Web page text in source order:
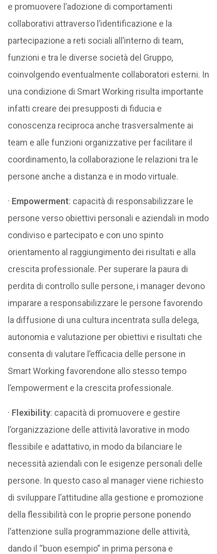
e promuovere l’adozione di comportamenti
collaborativi attraverso l’identificazione e la
partecipazione a reti sociali all’interno di team,
funzioni e tra le diverse società del Gruppo,
coinvolgendo eventualmente collaboratori esterni. In
una condizione di Smart Working risulta importante
infatti creare dei presupposti di fiducia e
conoscenza reciproca anche trasversalmente ai
team e alle funzioni organizzative per facilitare il
coordinamento, la collaborazione le relazioni tra le
persone anche a distanza e in modo virtuale.
· Empowerment: capacità di responsabilizzare le
persone verso obiettivi personali e aziendali in modo
condiviso e partecipato e con uno spinto
orientamento al raggiungimento dei risultati e alla
crescita professionale. Per superare la paura di
perdita di controllo sulle persone, i manager devono
imparare a responsabilizzare le persone favorendo
la diffusione di una cultura incentrata sulla delega,
autonomia e valutazione per obiettivi e risultati che
consenta di valutare l’efficacia delle persone in
Smart Working favorendone allo stesso tempo
l’empowerment e la crescita professionale.
· Flexibility: capacità di promuovere e gestire
l’organizzazione delle attività lavorative in modo
flessibile e adattativo, in modo da bilanciare le
necessità aziendali con le esigenze personali delle
persone. In questo caso al manager viene richiesto
di sviluppare l’attitudine alla gestione e promozione
della flessibilità con le proprie persone ponendo
l’attenzione sulla programmazione delle attività,
dando il “buon esempio” in prima persona e